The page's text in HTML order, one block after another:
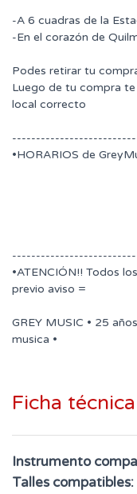
-A 6 cuadras de la
-En el corazón de
Podes retirar tu
Luego de tu compra
local correcto
•HORARIOS de
•ATENCIÓN!! Todos
previo aviso =
GREY MUSIC • 25
musica •
Ficha técnica
Instrumento
Talles compatibles: